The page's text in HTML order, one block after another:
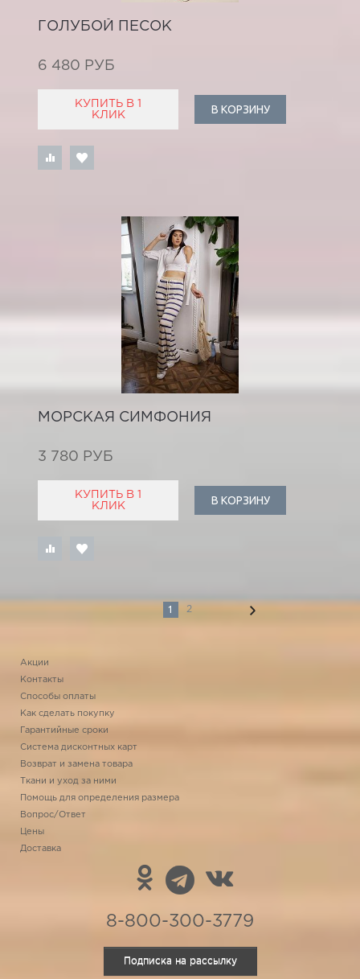
ГОЛУБОЙ ПЕСОК
6 480 РУБ
КУПИТЬ В 1
КЛИК
В КОРЗИНУ
МОРСКАЯ СИМФОНИЯ
3 780 РУБ
КУПИТЬ В 1
КЛИК
В КОРЗИНУ
1 2
Акции
Контакты
Способы оплаты
Как сделать покупку
Гарантийные сроки
Система дисконтных карт
Возврат и замена товара
Ткани и уход за ними
Помощь для определения размера
Вопрос/Ответ
Цены
Доставка
8-800-300-3779
Подписка на рассылку